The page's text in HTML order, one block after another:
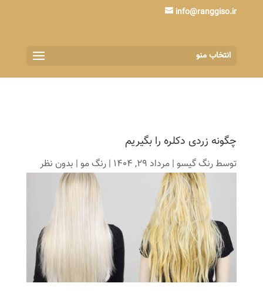
info@ranggiso.ir
انتخاب منو
چگونه زردی دکلره را بگیریم
توسطرنگ گیسو| مرداد 29, 1404 | رنگ مو| بدون نظر